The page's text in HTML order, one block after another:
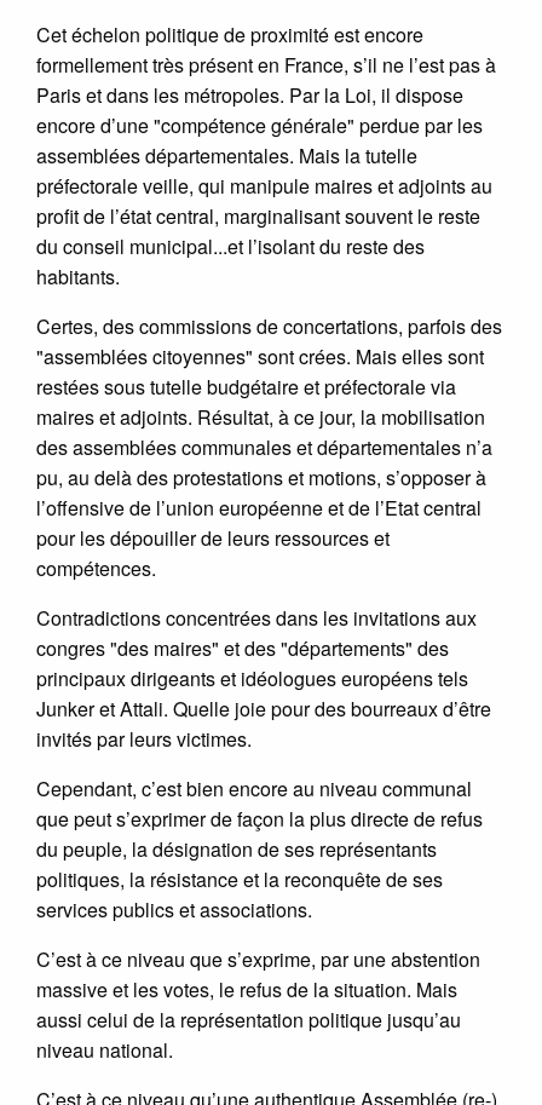
Cet échelon politique de proximité est encore
formellement très présent en France, s’il ne l’est pas à
Paris et dans les métropoles. Par la Loi, il dispose
encore d’une "compétence générale" perdue par les
assemblées départementales. Mais la tutelle
préfectorale veille, qui manipule maires et adjoints au
profit de l’état central, marginalisant souvent le reste
du conseil municipal...et l’isolant du reste des
habitants.
Certes, des commissions de concertations, parfois des
"assemblées citoyennes" sont crées. Mais elles sont
restées sous tutelle budgétaire et préfectorale via
maires et adjoints. Résultat, à ce jour, la mobilisation
des assemblées communales et départementales n’a
pu, au delà des protestations et motions, s’opposer à
l’offensive de l’union européenne et de l’Etat central
pour les dépouiller de leurs ressources et
compétences.
Contradictions concentrées dans les invitations aux
congres "des maires" et des "départements" des
principaux dirigeants et idéologues européens tels
Junker et Attali. Quelle joie pour des bourreaux d’être
invités par leurs victimes.
Cependant, c’est bien encore au niveau communal
que peut s’exprimer de façon la plus directe de refus
du peuple, la désignation de ses représentants
politiques, la résistance et la reconquête de ses
services publics et associations.
C’est à ce niveau que s’exprime, par une abstention
massive et les votes, le refus de la situation. Mais
aussi celui de la représentation politique jusqu’au
niveau national.
C’est à ce niveau qu’une authentique Assemblée (re-)